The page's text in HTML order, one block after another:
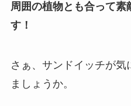
周囲の植物とも合って素
す！
さぁ、サンドイッチが
ましょうか。